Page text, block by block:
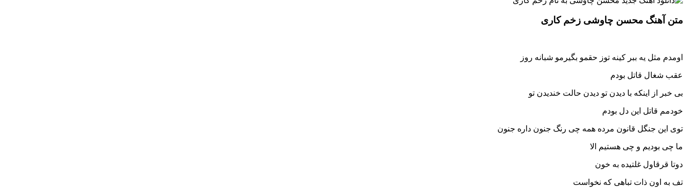
متن آهنگ محسن چاوشی زخم کاری
اومدم مثل یه ببر کینه توز حقمو بگیرمو شبانه روز
عقب شغال قاتل بودم
بی خبر از اینکه با دیدن تو دیدن حالت خندیدن تو
خودمم قاتل این دل بودم
توی این جنگل قانون مرده همه چی رنگ جنون داره جنون
ما چی بودیم و چی هستیم الا
دوتا قرقاول غلتیده به خون
تف به اون ذات تباهی که نخواست